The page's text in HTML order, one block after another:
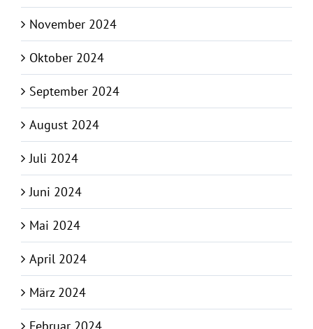
November 2024
Oktober 2024
September 2024
August 2024
Juli 2024
Juni 2024
Mai 2024
April 2024
März 2024